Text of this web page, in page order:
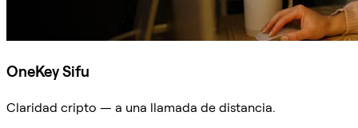
OneKey Sifu
Claridad cripto — a una llamada de distancia.